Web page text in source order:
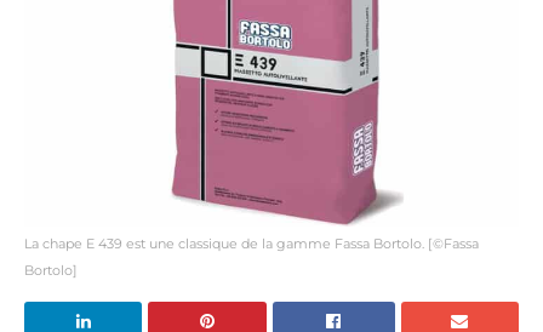
La chape E 439 est une classique de la gamme Fassa Bortolo. [©Fassa
Bortolo]